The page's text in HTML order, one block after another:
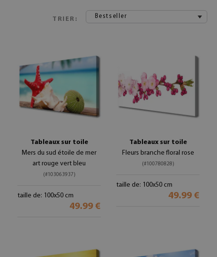
TRIER: Bestseller
Tableaux sur toile
Mers du sud étoile de mer
art rouge vert bleu
(#103063937)
taille de: 100x50 cm
49.99 €
Tableaux sur toile
Fleurs branche floral rose
(#100780828)
taille de: 100x50 cm
49.99 €